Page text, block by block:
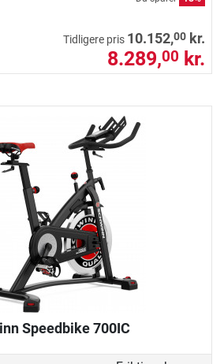
Tidligere pris 10.152,00 kr.
8.289,00 kr.
Speedbike 700IC